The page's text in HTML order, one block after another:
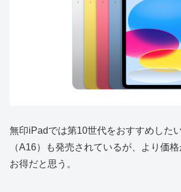
無印iPadでは第10世代をおすすめした
（A16）も発売されているが、より価
お得だと思う。